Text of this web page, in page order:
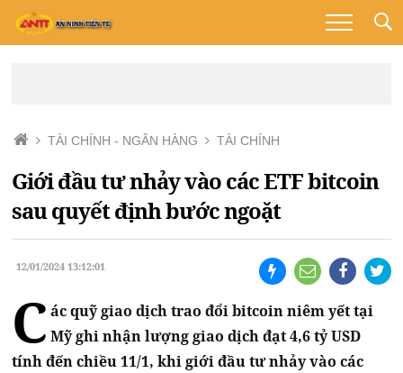
TÀI CHÍNH - NGÂN HÀNG TÀI CHÍNH
Giới đầu tư nhảy vào các ETF bitcoin
sau quyết định bước ngoặt
12/01/2024 13:12:01
C ác quỹ giao dịch trao đổi bitcoin niêm yết tại
Mỹ ghi nhận lượng giao dịch đạt 4,6 tỷ USD
tính đến chiều 11/1, khi giới đầu tư nhảy vào các